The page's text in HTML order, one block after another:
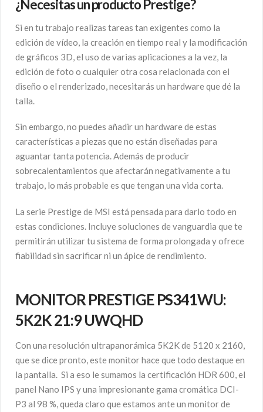
¿Necesitas un producto Prestige?
Si en tu trabajo realizas tareas tan exigentes como la
edición de vídeo, la creación en tiempo real y la modificación
de gráficos 3D, el uso de varias aplicaciones a la vez, la
edición de foto o cualquier otra cosa relacionada con el
diseño o el renderizado, necesitarás un hardware que dé la
talla.
Sin embargo, no puedes añadir un hardware de estas
características a piezas que no están diseñadas para
aguantar tanta potencia. Además de producir
sobrecalentamientos que afectarán negativamente a tu
trabajo, lo más probable es que tengan una vida corta.
La serie Prestige de MSI está pensada para darlo todo en
estas condiciones. Incluye soluciones de vanguardia que te
permitirán utilizar tu sistema de forma prolongada y ofrece
fiabilidad sin sacrificar ni un ápice de rendimiento.
MONITOR PRESTIGE PS341WU:
5K2K 21:9 UWQHD
Con una resolución ultrapanorámica 5K2K de 5120 x 2160,
que se dice pronto, este monitor hace que todo destaque en
la pantalla. Si a eso le sumamos la certificación HDR 600, el
panel Nano IPS y una impresionante gama cromática DCI-
P3 al 98 %, queda claro que estamos ante un monitor de